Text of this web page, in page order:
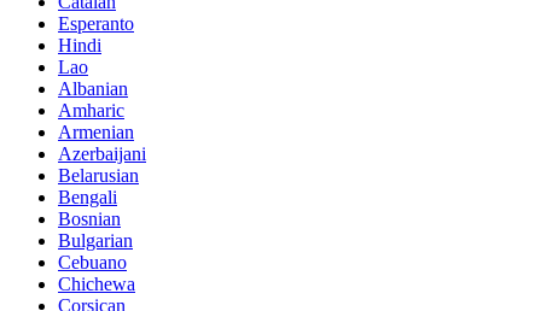
Esperanto
Hindi
Lao
Albanian
Amharic
Armenian
Azerbaijani
Belarusian
Bengali
Bosnian
Bulgarian
Cebuano
Chichewa
Corsican